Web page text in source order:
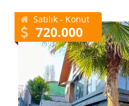
Satılık - Konut
720.000